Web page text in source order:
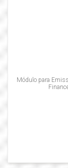
Módulo para